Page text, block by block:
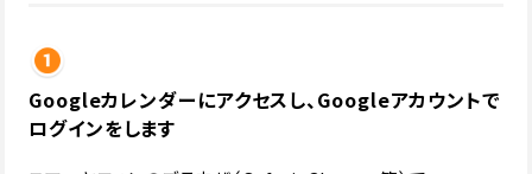
Googleカレンダーにアクセスし、Googleアカウントで
ログインをします